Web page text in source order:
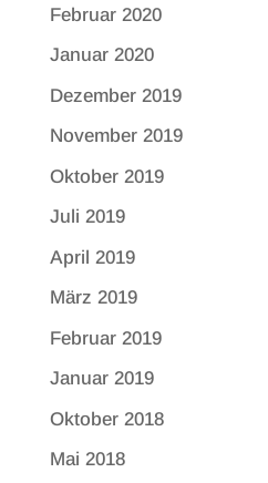
Februar 2020
Januar 2020
Dezember 2019
November 2019
Oktober 2019
Juli 2019
April 2019
März 2019
Februar 2019
Januar 2019
Oktober 2018
Mai 2018